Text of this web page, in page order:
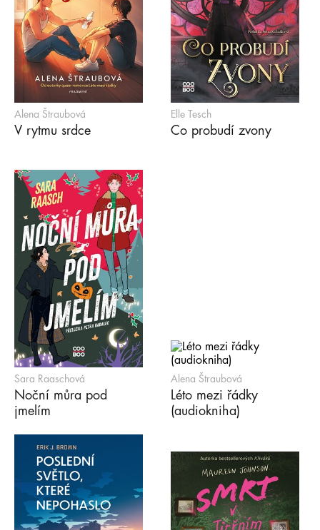
Alena Štraubová
V rytmu srdce
Elle Tesch
Co probudí zvony
Sara Raaschová
Noční můra pod
jmelím
Alena Štraubová
Léto mezi řádky
(audiokniha)